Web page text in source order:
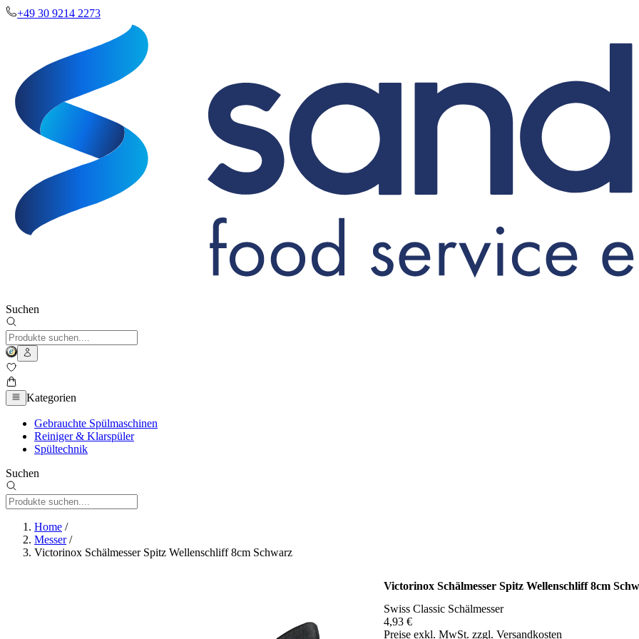
+49 30 9214 2273
Suchen
Kategorien
Gebrauchte Spülmaschinen
Reiniger & Klarspüler
Spültechnik
Suchen
Home /
Messer/
Victorinox Schälmesser Spitz Wellenschliff 8cm Schwarz
Victorinox Schälmesser Spitz Wellenschliff 8cm
Swiss Classic Schälmesser
4,93 €
Preise exkl. MwSt. zzgl. Versandkosten